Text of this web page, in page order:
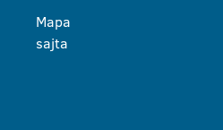
Mapa
sajta